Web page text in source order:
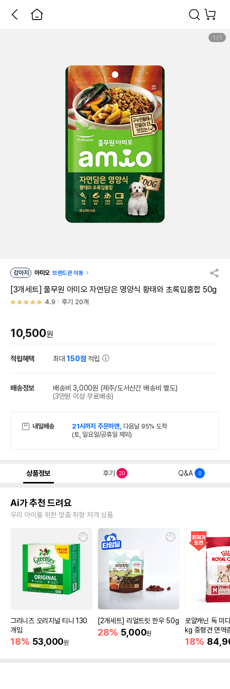
1 / 1
강아지 아미오 브랜드관 이동
[3개세트] 풀무원 아미오 자연담은 영양식 황태와 초록입홍합 50g
4.9 후기 20개
10,500원
적립혜택 최대150점 적립
배송정보 배송비 3,000원 (제주/도서산간 배송비 별도)
(3만원 이상 무료배송)
내일배송 21시까지 주문하면, 다음날 95% 도착
(토, 일요일/공휴일 제외)
상품정보 후기 20 Q&A 0
Ai가 추천 드려요
우리 아이를 위한 맞춤 취향 저격 상품
그리니즈 오리지널 티니 130
개입
18% 53,000원
[2개세트] 리얼트릿 한우 50g
28% 5,000원
로얄캐닌 독 미
kg 중형견 면역
18%